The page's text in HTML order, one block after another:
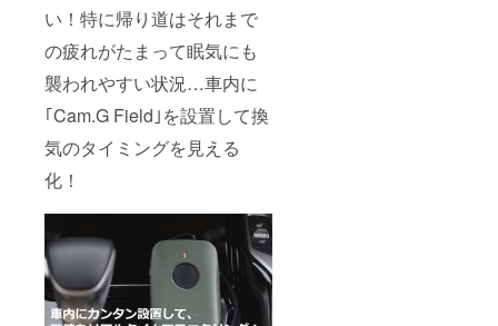
い！特に帰り道はそれまで
の疲れがたまって眠気にも
襲われやすい状況…車内に
｢Cam.G Field｣を設置して換
気のタイミングを見える
化！